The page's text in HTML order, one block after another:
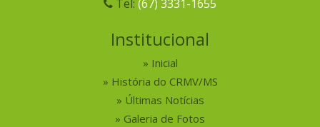
Tel: (67) 3331-1655
Institucional
Inicial
História do CRMV/MS
Últimas Notícias
Galeria de Fotos